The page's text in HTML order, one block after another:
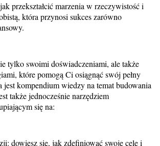
przekształcić marzenia w rzeczywistość i
która przynosi sukces zarówno
tylko swoimi doświadczeniami, ale także
które pomogą Ci osiągnąć swój pełny
jest kompendium wiedzy na temat budowania
także jednocześnie narzędziem
się na:
dowiesz się, jak zdefiniować swoje cele i